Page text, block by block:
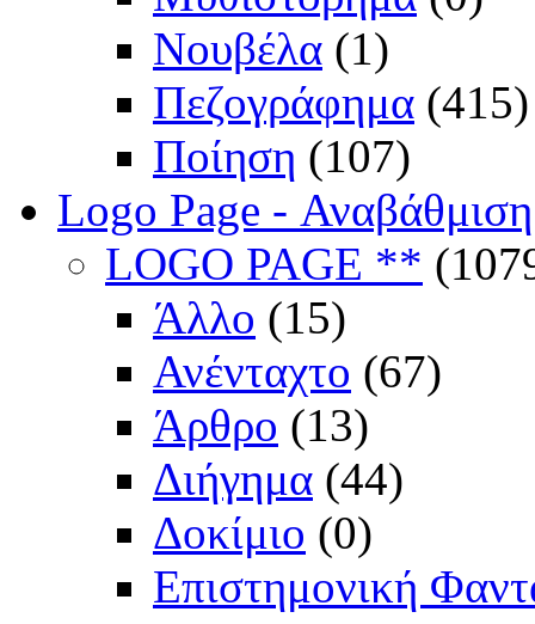
Νουβέλα (1)
Πεζογράφημα (415)
Ποίηση (107)
Logo Page -
LOGO PAGE **
Άλλο (15)
Ανένταχτο (67)
Άρθρο (13)
Διήγημα (44)
Δοκίμιο (0)
Επιστημονική